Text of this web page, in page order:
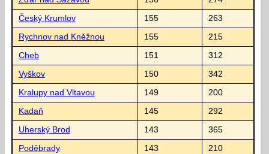
Český Krumlov 155 263
Rychnov nad Kněžnou 155 215
Cheb 151 312
Vyškov 150 342
Kralupy nad Vltavou 149 200
Kadaň 145 292
Uherský Brod 143 365
Poděbrady 143 210